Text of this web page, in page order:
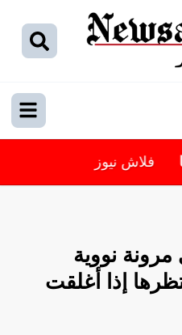
فلاش نيوز
مرونة نووية
إذا أغلقت